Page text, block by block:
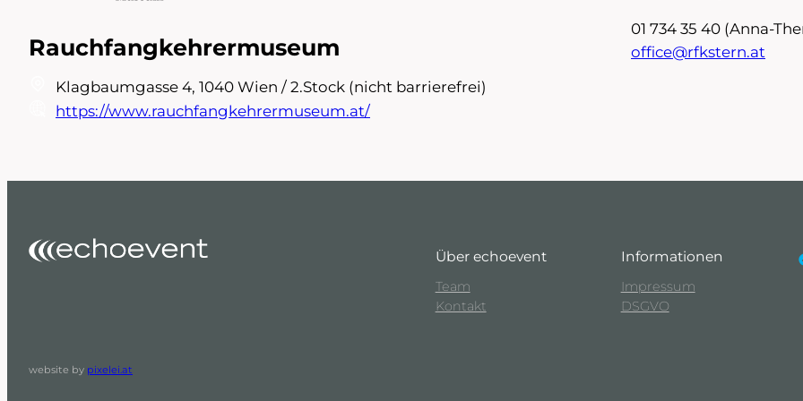
Rauchfangkehrermuseum
Klagbaumgasse 4, 1040 Wien / 2.Stock (nicht barrierefrei)
https://www.rauchfangkehrermuseum.at/
01 734 35 40 (Anna-
office@rfkstern.at
Über echoevent
Team
Kontakt
Informationen
Impressum
DSGVO
website by pixelei.at